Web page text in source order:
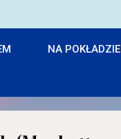
NA POKŁADZIE